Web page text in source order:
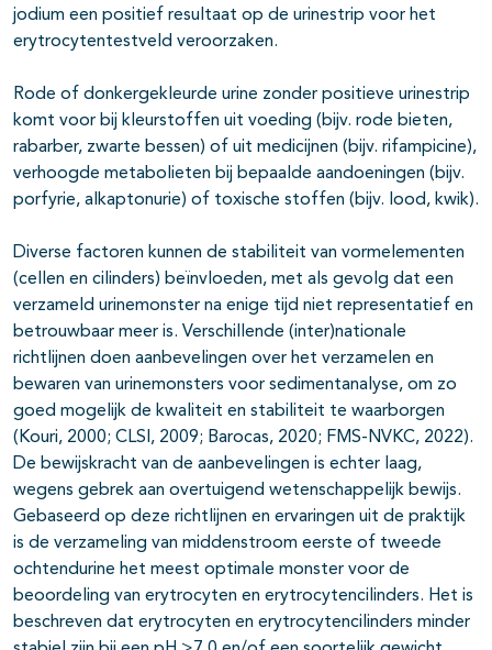
jodium een positief resultaat op de urinestrip voor het
erytrocytentestveld veroorzaken.
Rode of donkergekleurde urine zonder positieve urinestrip
komt voor bij kleurstoffen uit voeding (bijv. rode bieten,
rabarber, zwarte bessen) of uit medicijnen (bijv. rifampicine),
verhoogde metabolieten bij bepaalde aandoeningen (bijv.
porfyrie, alkaptonurie) of toxische stoffen (bijv. lood, kwik).
Diverse factoren kunnen de stabiliteit van vormelementen
(cellen en cilinders) beïnvloeden, met als gevolg dat een
verzameld urinemonster na enige tijd niet representatief en
betrouwbaar meer is. Verschillende (inter)nationale
richtlijnen doen aanbevelingen over het verzamelen en
bewaren van urinemonsters voor sedimentanalyse, om zo
goed mogelijk de kwaliteit en stabiliteit te waarborgen
(Kouri, 2000; CLSI, 2009; Barocas, 2020; FMS-NVKC, 2022).
De bewijskracht van de aanbevelingen is echter laag,
wegens gebrek aan overtuigend wetenschappelijk bewijs.
Gebaseerd op deze richtlijnen en ervaringen uit de praktijk
is de verzameling van middenstroom eerste of tweede
ochtendurine het meest optimale monster voor de
beoordeling van erytrocyten en erytrocytencilinders. Het is
beschreven dat erytrocyten en erytrocytencilinders minder